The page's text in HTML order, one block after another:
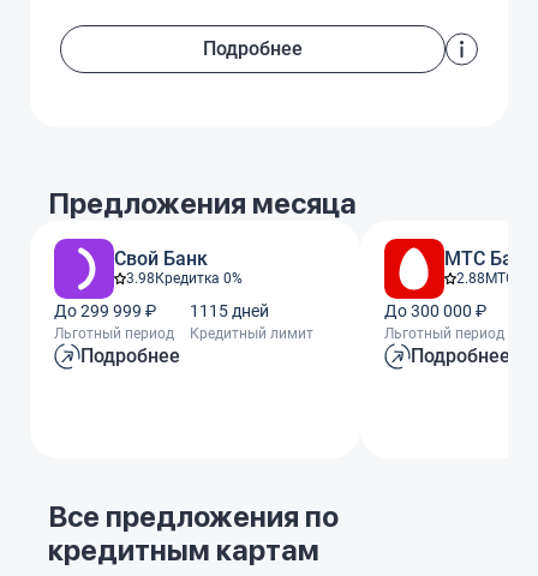
Подробнее
Предложения месяца
Свой Банк
3.98Кредитка 0%
До 299 999 ₽
Льготный период
1115 дней
Кредитный лимит
Подробнее
МТС Банк
2.88МТС
До 300 000 ₽
Льготный период
Подробнее
Все предложения по
кредитным картам